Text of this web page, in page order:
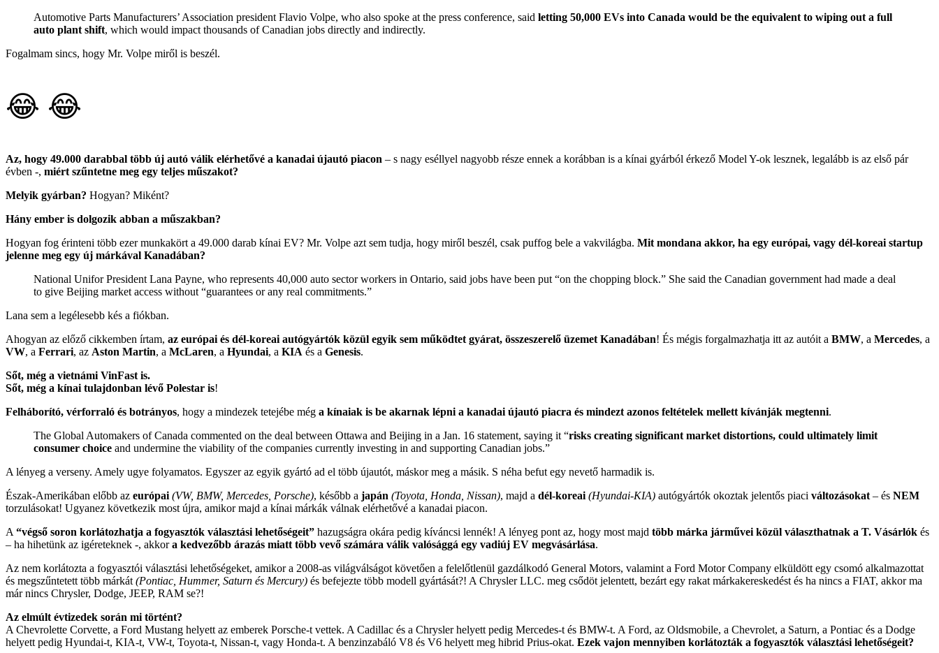
Automotive Parts Manufacturers’ Association president Flavio Volpe, who also spoke at the press conference, said letting 50,000 EVs into Canada would be the equivalent to wiping out a full
auto plant shift, which would impact thousands of Canadian jobs directly and indirectly.
Fogalmam sincs, hogy Mr. Volpe miről is beszél.
😂 😂
Az, hogy 49.000 darabbal több új autó válik elérhetővé a kanadai újautó piacon – s nagy eséllyel nagyobb része ennek a korábban is a kínai gyárból érkező Model Y-ok lesznek, legalább is az első pár
évben -, miért szűntetne meg egy teljes műszakot?
Melyik gyárban? Hogyan? Miként?
Hány ember is dolgozik abban a műszakban?
Hogyan fog érinteni több ezer munkakört a 49.000 darab kínai EV? Mr. Volpe azt sem tudja, hogy miről beszél, csak puffog bele a vakvilágba. Mit mondana akkor, ha egy európai, vagy dél-koreai startup
jelenne meg egy új márkával Kanadában?
National Unifor President Lana Payne, who represents 40,000 auto sector workers in Ontario, said jobs have been put “on the chopping block.” She said the Canadian government had made a deal
to give Beijing market access without “guarantees or any real commitments.”
Lana sem a legélesebb kés a fiókban.
Ahogyan az előző cikkemben írtam, az európai és dél-koreai autógyártók közül egyik sem működtet gyárat, összeszerelő üzemet Kanadában! És mégis forgalmazhatja itt az autóit a BMW, a Mercedes, a
VW, a Ferrari, az Aston Martin, a McLaren, a Hyundai, a KIA és a Genesis.
Sőt, még a vietnámi VinFast is.
Sőt, még a kínai tulajdonban lévő Polestar is!
Felháborító, vérforraló és botrányos, hogy a mindezek tetejébe még a kínaiak is be akarnak lépni a kanadai újautó piacra és mindezt azonos feltételek mellett kívánják megtenni.
The Global Automakers of Canada commented on the deal between Ottawa and Beijing in a Jan. 16 statement, saying it “risks creating significant market distortions, could ultimately limit
consumer choice and undermine the viability of the companies currently investing in and supporting Canadian jobs.”
A lényeg a verseny. Amely ugye folyamatos. Egyszer az egyik gyártó ad el több újautót, máskor meg a másik. S néha befut egy nevető harmadik is.
Észak-Amerikában előbb az európai (VW, BMW, Mercedes, Porsche), később a japán (Toyota, Honda, Nissan), majd a dél-koreai (Hyundai-KIA) autógyártók okoztak jelentős piaci változásokat – és NEM
torzulásokat! Ugyanez következik most újra, amikor majd a kínai márkák válnak elérhetővé a kanadai piacon.
A “végső soron korlátozhatja a fogyasztók választási lehetőségeit” hazugságra okára pedig kíváncsi lennék! A lényeg pont az, hogy most majd több márka járművei közül választhatnak a T. Vásárlók és
– ha hihetünk az igéreteknek -, akkora kedvezőbb árazás miatt több vevő számára válik valósággá egy vadiúj EV megvásárlása.
Az nem korlátozta a fogyasztói választási lehetőségeket, amikor a 2008-as világválságot követően a felelőtlenül gazdálkodó General Motors, valamint a Ford Motor Company elküldött egy csomó alkalmazottat
és megszűntetett több márkát (Pontiac, Hummer, Saturn és Mercury) és befejezte több modell gyártását?! A Chrysler LLC. meg csődöt jelentett, bezárt egy rakat márkakereskedést és ha nincs a FIAT, akkor ma
már nincs Chrysler, Dodge, JEEP, RAM se?!
Az elmúlt évtizedek során mi történt?
A Chevrolette Corvette, a Ford Mustang helyett az emberek Porsche-t vettek. A Cadillac és a Chrysler helyett pedig Mercedes-t és BMW-t. A Ford, az Oldsmobile, a Chevrolet, a Saturn, a Pontiac és a Dodge
helyett pedig Hyundai-t, KIA-t, VW-t, Toyota-t, Nissan-t, vagy Honda-t. A benzinzabáló V8 és V6 helyett meg hibrid Prius-okat. Ezek vajon mennyiben korlátozták a fogyasztók választási lehetőségeit?